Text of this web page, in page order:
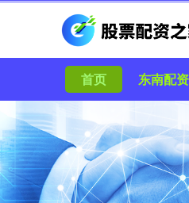
首页 东南配资